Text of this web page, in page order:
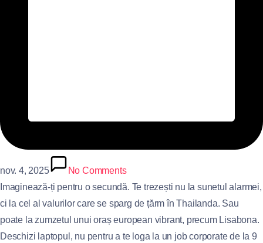
nov. 4, 2025
No Comments
Imaginează-ți pentru o secundă. Te trezești nu la sunetul alarmei,
ci la cel al valurilor care se sparg de țărm în Thailanda. Sau
poate la zumzetul unui oraș european vibrant, precum Lisabona.
Deschizi laptopul, nu pentru a te loga la un job corporate de la 9